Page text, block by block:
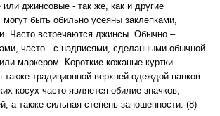
джинсовые - так же, как и другие
быть обильно усеяны заклепками,
Часто встречаются джинсы. Обычно –
часто - с надписями, сделанными обычной
маркером. Короткие кожаные куртки –
также традиционной верхней одеждой панков.
косух часто является обилие значков,
а также сильная степень заношенности. (8)